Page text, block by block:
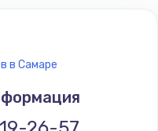
в Самаре